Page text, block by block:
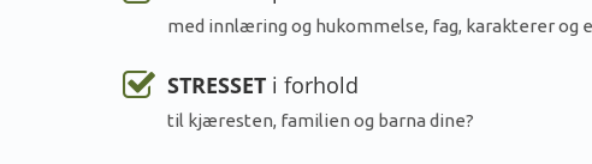
med innlæring og hukommelse, fag, karakterer og
STRESSET i forhold
til kjæresten, familien og barna dine?